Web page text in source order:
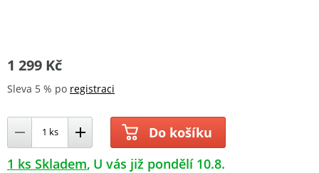
1 299 Kč
Sleva 5 % po registraci
Do košíku
1 ks Skladem U vás již pondělí 10.8.